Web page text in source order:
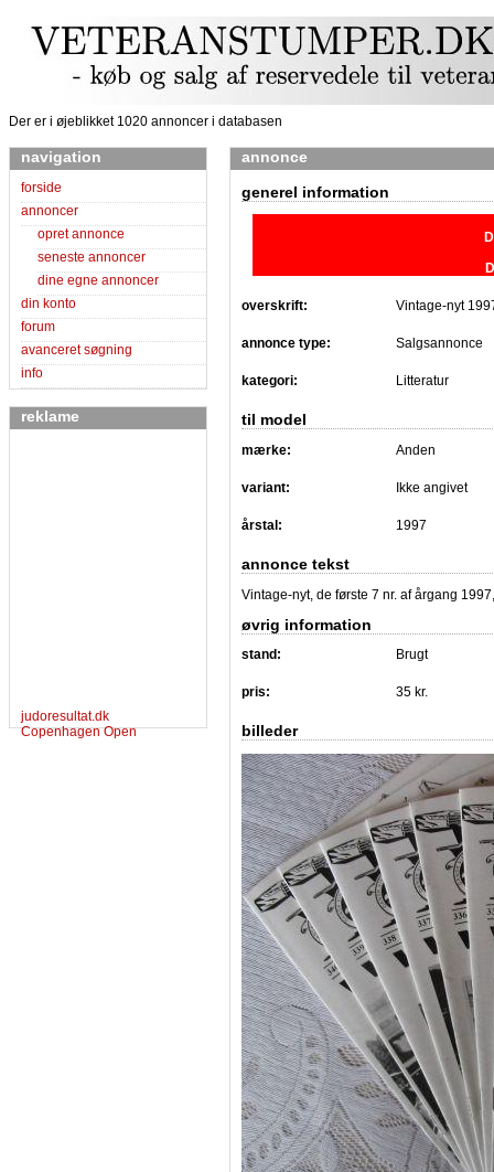
Der er i øjeblikket 1020 annoncer i databasen
navigation
forside
annoncer
opret annonce
seneste annoncer
dine egne annoncer
din konto
forum
avanceret søgning
info
reklame
judoresultat.dk
Copenhagen Open
annonce
generel information
overskrift: Vintage-nyt
annonce type: Salgsannonce
kategori: Litteratur
til model
mærke: Anden
variant: Ikke angivet
årstal: 1997
annonce tekst
Vintage-nyt, de første 7 nr. af årgang
øvrig information
stand: Brugt
pris: 35 kr.
billeder